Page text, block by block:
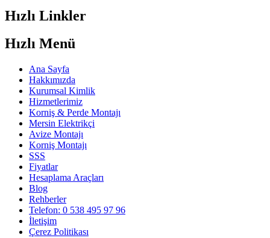
Hızlı Linkler
Hızlı Menü
Ana Sayfa
Hakkımızda
Kurumsal Kimlik
Hizmetlerimiz
Korniş & Perde Montajı
Mersin Elektrikçi
Avize Montajı
Korniş Montajı
SSS
Fiyatlar
Hesaplama Araçları
Blog
Rehberler
Telefon: 0 538 495 97 96
İletişim
Çerez Politikası